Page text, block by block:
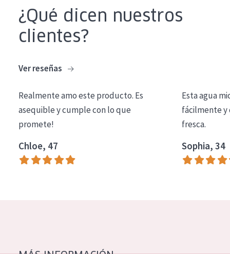
Limpieza
COLECCIÓN
Lift+
Expert
TIPO DE PIEL
Piel sensible
Piel normal y seca
¿Qué dicen nuestros
clientes?
Ver reseñas
Realmente amo este producto. Es
asequible y cumple con lo que
promete!
Chloe, 47
Esta agua
fácilmente y
fresca.
Sophia, 34